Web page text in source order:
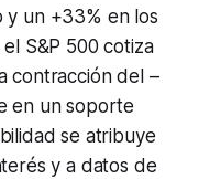
y un +33% en los
S&P 500 cotiza
contracción del –
en un soporte
se atribuye
y a datos de